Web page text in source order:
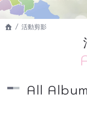
活動剪影
All Album